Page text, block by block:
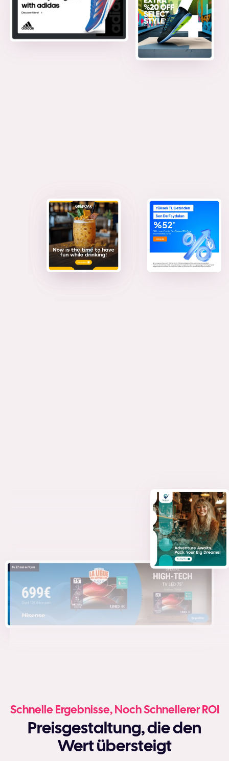
Schnelle Ergebnisse, Noch Schnellerer ROI
Preisgestaltung, die den
Wert übersteigt